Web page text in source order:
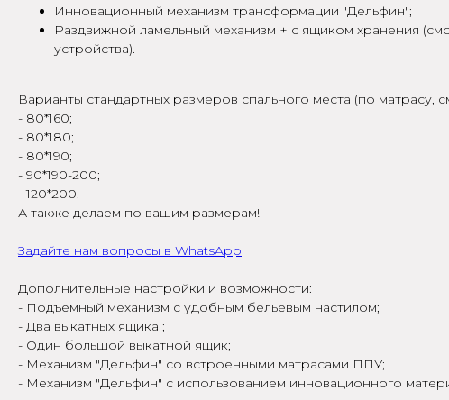
Инновационный механизм трансформации "Дельфин";
Раздвижной ламельный механизм + с ящиком хранения
устройства).
Варианты стандартных размеров спального места (по матрасу,
- 80*160;
- 80*180;
- 80*190;
- 90*190-200;
- 120*200.
А также делаем по вашим размерам!
Задайте нам вопросы в WhatsApp
Дополнительные настройки и возможности:
- Подъемный механизм с удобным бельевым настилом;
- Два выкатных ящика ;
- Один большой выкатной ящик;
- Механизм "Дельфин" со встроенными матрасами ППУ;
- Механизм "Дельфин" с использованием инновационного